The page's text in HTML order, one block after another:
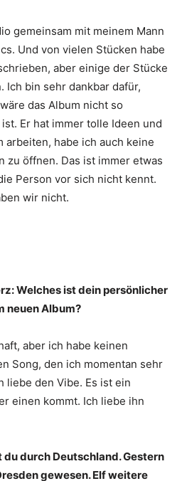
gemeinsam mit meinem Mann
Und von vielen Stücken habe
aber einige der Stücke
Ich bin sehr dankbar dafür,
das Album nicht so
Er hat immer tolle Ideen und
arbeiten, habe ich auch keine
zu öffnen. Das ist immer etwas
Person vor sich nicht kennt.
wir nicht.
Welches ist dein persönlicher
neuen Album?
aber ich habe keinen
Song, den ich momentan sehr
liebe den Vibe. Es ist ein
einen kommt. Ich liebe ihn
du durch Deutschland. Gestern
gewesen. Elf weitere